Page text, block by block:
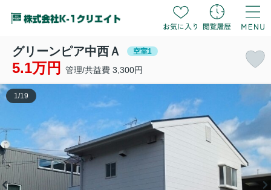
グリーンピア中西Ａ 空室1
5.1万円 管理/共益費 3,300円
1 /19